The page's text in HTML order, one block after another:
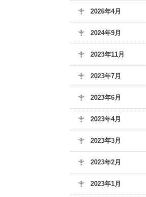
2026年4月
2024年9月
2023年11月
2023年7月
2023年6月
2023年4月
2023年3月
2023年2月
2023年1月